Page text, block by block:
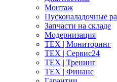
Монтаж
Пусконаладочные
Запчасти на складе
Модернизация
ТЕХ | Мониторинг
ТЕХ | Сервис24
ТЕХ | Тренинг
ТЕХ | Финанс